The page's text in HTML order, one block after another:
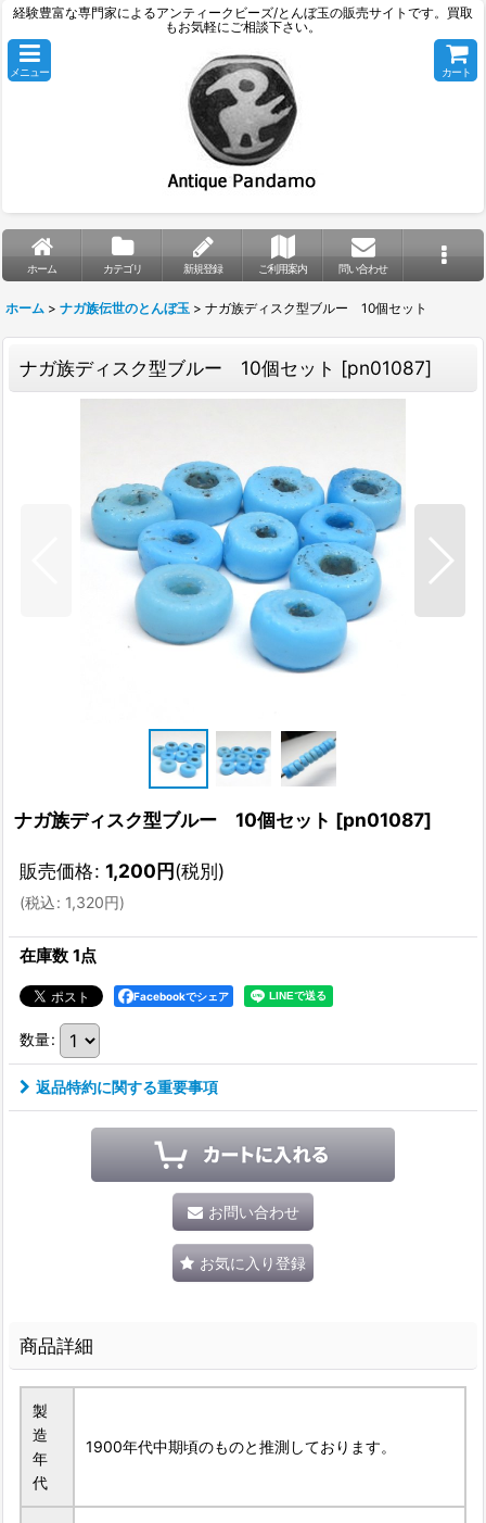
経験豊富な専門家によるアンティークビーズ/とんぼ玉の販売サイトです。買取
もお気軽にご相談下さい。
メニュー カート
ホーム カテゴリ 新規登録 ご利用案内 問い合わせ
ホーム > ナガ族伝世のとんぼ玉 > ナガ族ディスク型ブルー 10個セット
ナガ族ディスク型ブルー 10個セット [pn01087]
ナガ族ディスク型ブルー 10個セット [pn01087]
販売価格: 1,200円(税別)
(税込: 1,320円)
在庫数 1点
Facebookでシェア
数量:
返品特約に関する重要事項
お問い合わせ
お気に入り登録
商品詳細
製
造
年
代
1900年代中期頃のものと推測しております。